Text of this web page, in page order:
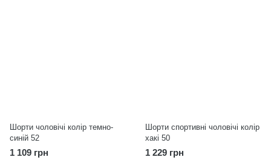
Шорти чоловічі колір темно-
синій 52
1 109 грн
Шорти спортивні чоловічі колір
хакі 50
1 229 грн